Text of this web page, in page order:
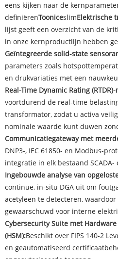
eens kijken naar de
definiërenTooniceslimElektrische
lijst geeft een overzicht van de
in onze kernproductlijn hebben
Geïntegreerde solid-state
parameters zoals
en drukvariaties met een
Real-Time Dynamic Rating
voortdurend de real-time
transformator, zodat u activa
nominale waarde kunt duwen
Communicatiegateway met
DNP3-, IEC 61850- en Modbus-
integratie in elk bestaand
Ingebouwde analyse van
continue, in-situ DGA uit om
acetyleen te detecteren,
gewaarschuwd voor interne
Cybersecurity Suite met
(HSM):Beschikt over FIPS 140-2
en geautomatiseerd